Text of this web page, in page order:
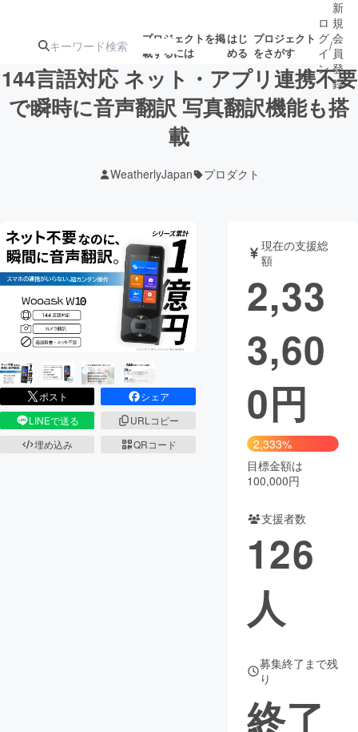
プロジェクトを掲
載するには
はじ
める
プロジェクト
をさがす
注目の新着プロ
テクノロジー・ガジェット
映像・映画 書籍・雑誌
ビジネス・起業 チャレンジ
まちづくり・地域活性化
CAMPFIRE for Social Good
CAMPFIRE Creation
コミュニティ
ロ
グ
イ
ン
/
新
規
会
員
登
録
144言語対応 ネット・アプリ連携不要
で瞬時に音声翻訳 写真翻訳機能も搭
載
WeatherlyJapan プロダクト
ポスト
シェア
LINEで送る
URLコピー
埋め込み
QRコード
現在の支援総
額
2,33
3,60
0円
2,333%
目標金額は
100,000円
支援者数
126
人
募集終了まで残
り
終了